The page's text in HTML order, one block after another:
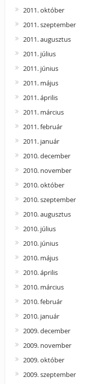
2011. október
2011. szeptember
2011. augusztus
2011. július
2011. június
2011. május
2011. április
2011. március
2011. február
2011. január
2010. december
2010. november
2010. október
2010. szeptember
2010. augusztus
2010. július
2010. június
2010. május
2010. április
2010. március
2010. február
2010. január
2009. december
2009. november
2009. október
2009. szeptember